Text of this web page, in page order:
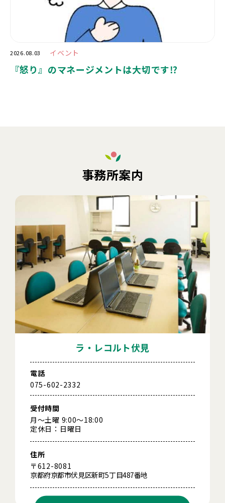
2026.08.03 イベント
『怒り』のマネージメントは大切です⁉️
事務所案内
ラ・レコルト伏見
電話
075-602-2332
受付時間
月～土曜 9:00～18:00
定休日：日曜日
住所
〒612-8081
京都府京都市伏見区新町5丁目487番地